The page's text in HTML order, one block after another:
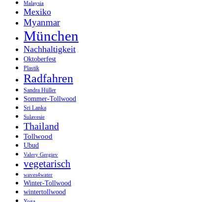
Malaysia
Mexiko
Myanmar
München
Nachhaltigkeit
Oktoberfest
Plastik
Radfahren
Sandra Hüller
Sommer-Tollwood
Sri Lanka
Sulavesie
Thailand
Tollwood
Ubud
Valery Gergiev
vegetarisch
waves4water
Winter-Tollwood
wintertollwood